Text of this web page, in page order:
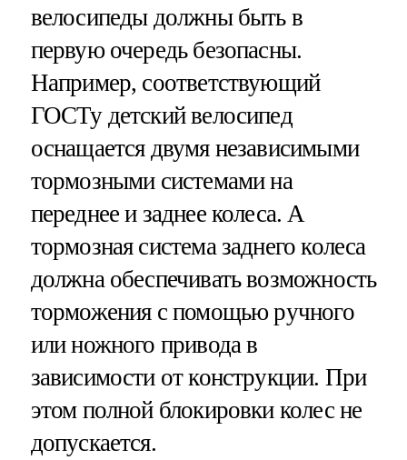
велосипеды должны быть в
первую очередь безопасны.
Например, соответствующий
ГОСТу детский велосипед
оснащается двумя независимыми
тормозными системами на
переднее и заднее колеса​​​. А
тормозная система заднего колеса
должна обеспечивать возможность
торможения с помощью ручного
или ножного привода в
зависимости от конструкции. При
этом полной блокировки колес не
допускается.